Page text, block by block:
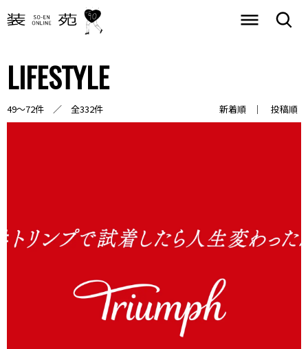
LIFESTYLE
49～72件 ／ 全332件 新着順 投稿順